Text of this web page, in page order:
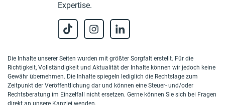
Expertise.
Die Inhalte unserer Seiten wurden mit größter Sorgfalt erstellt. Für die
Richtigkeit, Vollständigkeit und Aktualität der Inhalte können wir jedoch keine
Gewähr übernehmen. Die Inhalte spiegeln lediglich die Rechtslage zum
Zeitpunkt der Veröffentlichung dar und können eine Steuer- und/oder
Rechtsberatung im Einzelfall nicht ersetzen. Gerne können Sie sich bei Fragen
direkt an unsere Kanzlei wenden.